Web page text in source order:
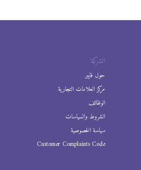
الشركة
حول فايبر
مركز العلامات التجارية
الوظائف
الشروط والسياسات
سياسة الخصوصية
Customer Complaints Code